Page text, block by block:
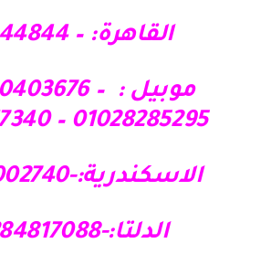
القاهرة: – 33044844
01028285295 – 01121717340
الاسكندرية:-01016002740
الدلتا:-01284817088